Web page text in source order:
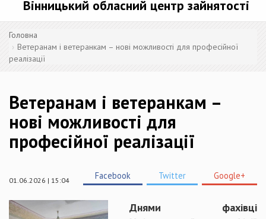
Вінницький обласний центр зайнятості
Головна
Ветеранам і ветеранкам – нові можливості для професійної
реалізації
Ветеранам і ветеранкам –
нові можливості для
професійної реалізації
01.06.2026 | 15:04 Facebook Twitter Google+
Днями фахівці